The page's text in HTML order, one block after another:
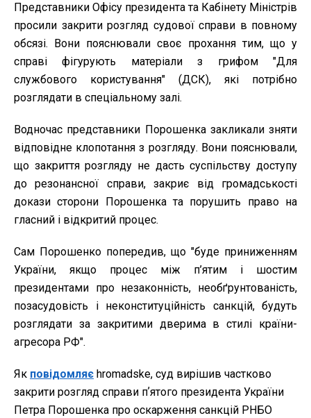
Представники Офісу президента та Кабінету Міністрів
просили закрити розгляд судової справи в повному
обсязі. Вони пояснювали своє прохання тим, що у
справі фігурують матеріали з грифом "Для
службового користування" (ДСК), які потрібно
розглядати в спеціальному залі.
Водночас представники Порошенка закликали зняти
відповідне клопотання з розгляду. Вони пояснювали,
що закриття розгляду не дасть суспільству доступу
до резонансної справи, закриє від громадськості
докази сторони Порошенка та порушить право на
гласний і відкритий процес.
Сам Порошенко попередив, що "буде приниженням
України, якщо процес між п’ятим і шостим
президентами про незаконність, необґрунтованість,
позасудовість і неконституційність санкцій, будуть
розглядати за закритими дверима в стилі країни-
агресора РФ".
Як повідомляє hromadske, суд вирішив частково
закрити розгляд справи пʼятого президента України
Петра Порошенка про оскарження санкцій РНБО